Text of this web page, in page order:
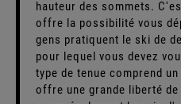
hauteur des sommets.
offre la possibilité vous
gens pratiquent le ski de
pour lequel vous devez
type de tenue comprend
offre une grande liberté